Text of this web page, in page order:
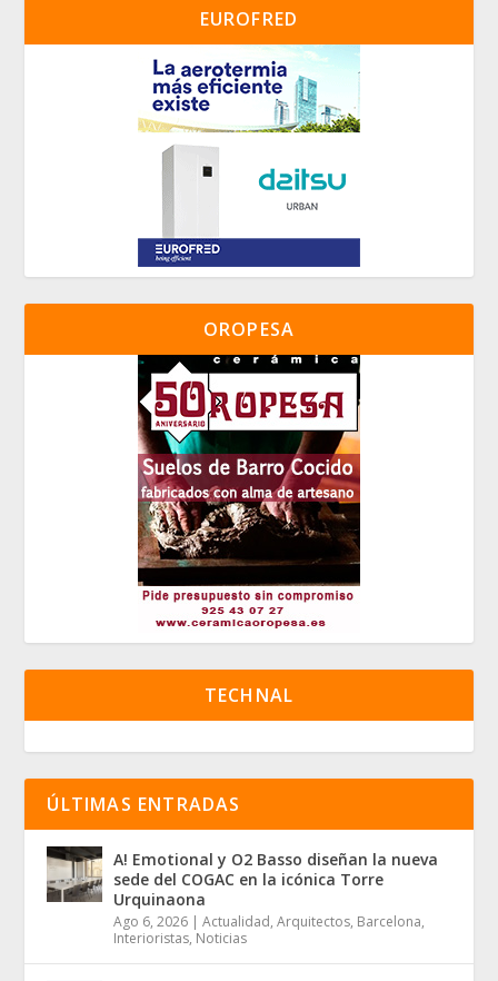
EUROFRED
OROPESA
TECHNAL
ÚLTIMAS ENTRADAS
A! Emotional y O2 Basso diseñan la nueva
sede del COGAC en la icónica Torre
Urquinaona
Ago 6, 2026 |Actualidad,Arquitectos, Barcelona,
Interioristas, Noticias